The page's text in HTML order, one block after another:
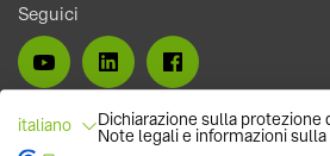
Seguici
italiano Dichiarazione sulla protezione
Note legali e informazioni